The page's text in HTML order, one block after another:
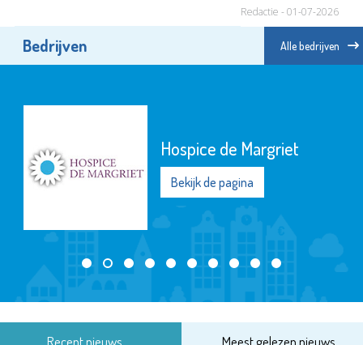
Redactie - 01-07-2026
Bedrijven Alle bedrijven
Hospice de Margriet
Bekijk de pagina
Recent nieuws Meest gelezen nieuws